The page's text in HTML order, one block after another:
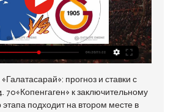
прогноз и ставки с
к заключительному
этапа подходит на втором месте в